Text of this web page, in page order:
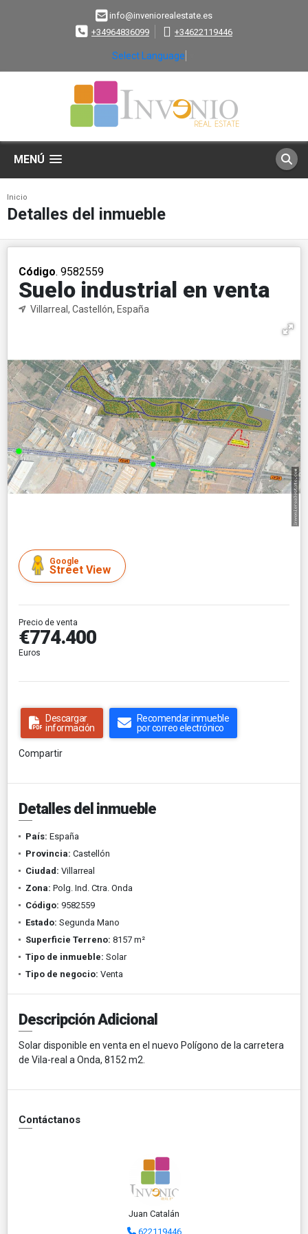
info@inveniorealestate.es
+34964836099
+34622119446
Select Language
MENÚ
Inicio
Detalles del inmueble
Código. 9582559
Suelo industrial en venta
Villarreal, Castellón, España
Google
Street View
Precio de venta
€774.400
Euros
Descargar
información
Recomendar inmueble
por correo electrónico
Compartir
Detalles del inmueble
País: España
Provincia: Castellón
Ciudad: Villarreal
Zona: Polg. Ind. Ctra. Onda
Código: 9582559
Estado: Segunda Mano
Superficie Terreno: 8157 m²
Tipo de inmueble: Solar
Tipo de negocio: Venta
Descripción Adicional
Solar disponible en venta en el nuevo Polígono de la carretera
de Vila-real a Onda, 8152 m2.
Contáctanos
Juan Catalán
622119446